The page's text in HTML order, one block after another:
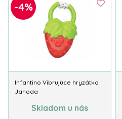
-4%
Infantino Vibrujúce hryzátko
Jahoda
Skladom u nás